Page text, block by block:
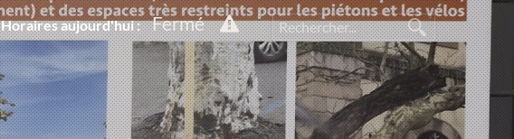
Horaires aujourd'hui : Fermé